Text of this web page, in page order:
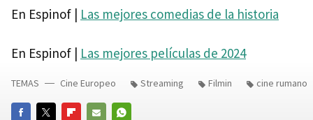
En Espinof | Las mejores comedias de la historia
En Espinof | Las mejores películas de 2024
TEMAS Cine Europeo Streaming Filmin cine rumano